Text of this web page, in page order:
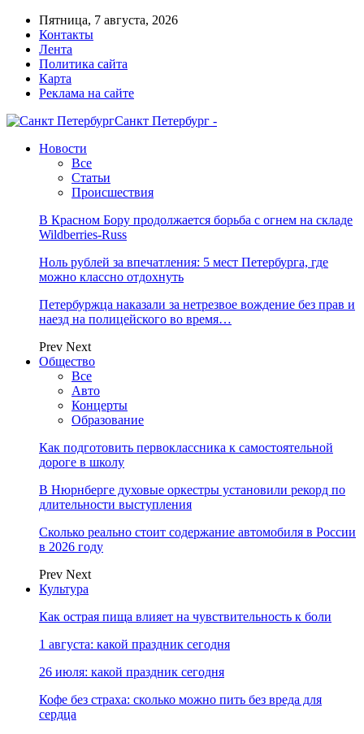
Пятница, 7 августа, 2026
Контакты
Лента
Политика сайта
Карта
Реклама на сайте
Санкт Петербург -
Новости
Все
Статьи
Происшествия
В Красном Бору продолжается борьба с огнем на складе
Wildberries-Russ
Ноль рублей за впечатления: 5 мест Петербурга, где
можно классно отдохнуть
Петербуржца наказали за нетрезвое вождение без прав и
наезд на полицейского во время…
Prev Next
Общество
Все
Авто
Концерты
Образование
Как подготовить первоклассника к самостоятельной
дороге в школу
В Нюрнберге духовые оркестры установили рекорд по
длительности выступления
Сколько реально стоит содержание автомобиля в России
в 2026 году
Prev Next
Культура
Как острая пища влияет на чувствительность к боли
1 августа: какой праздник сегодня
26 июля: какой праздник сегодня
Кофе без страха: сколько можно пить без вреда для
сердца